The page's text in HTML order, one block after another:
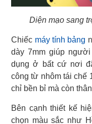
Diện mạo sang
Chiếc máy tính bảng
dày 7mm giúp
dụng ở bất cứ nơi
công từ nhôm tái chế
chỉ bền bỉ mà còn
Bên cạnh thiết kế
chọn màu sắc như